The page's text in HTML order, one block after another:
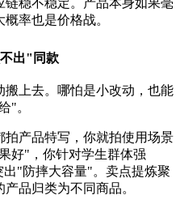
率也是价格战。
出"同款
上去。哪怕是小改动，也能
"。
产品特写，你就拍使用场景
好"，你针对学生群体强
"防摔大容量"。卖点提炼聚
品归类为不同商品。